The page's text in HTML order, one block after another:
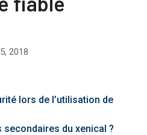
2018
lors de l’utilisation de
du xenical ?